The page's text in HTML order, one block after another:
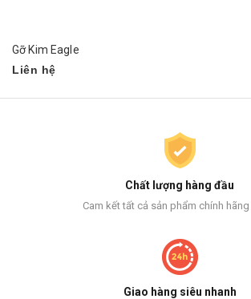
Gỡ Kim Eagle
Liên hệ
Chất lượng hàng đầu
Cam kết tất cả sản phẩm chính hãng
Giao hàng siêu nhanh